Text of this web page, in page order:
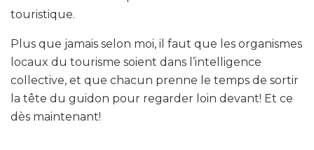
touristique.
Plus que jamais selon moi, il faut que les organismes
locaux du tourisme soient dans l’intelligence
collective, et que chacun prenne le temps de sortir
la tête du guidon pour regarder loin devant! Et ce
dès maintenant!